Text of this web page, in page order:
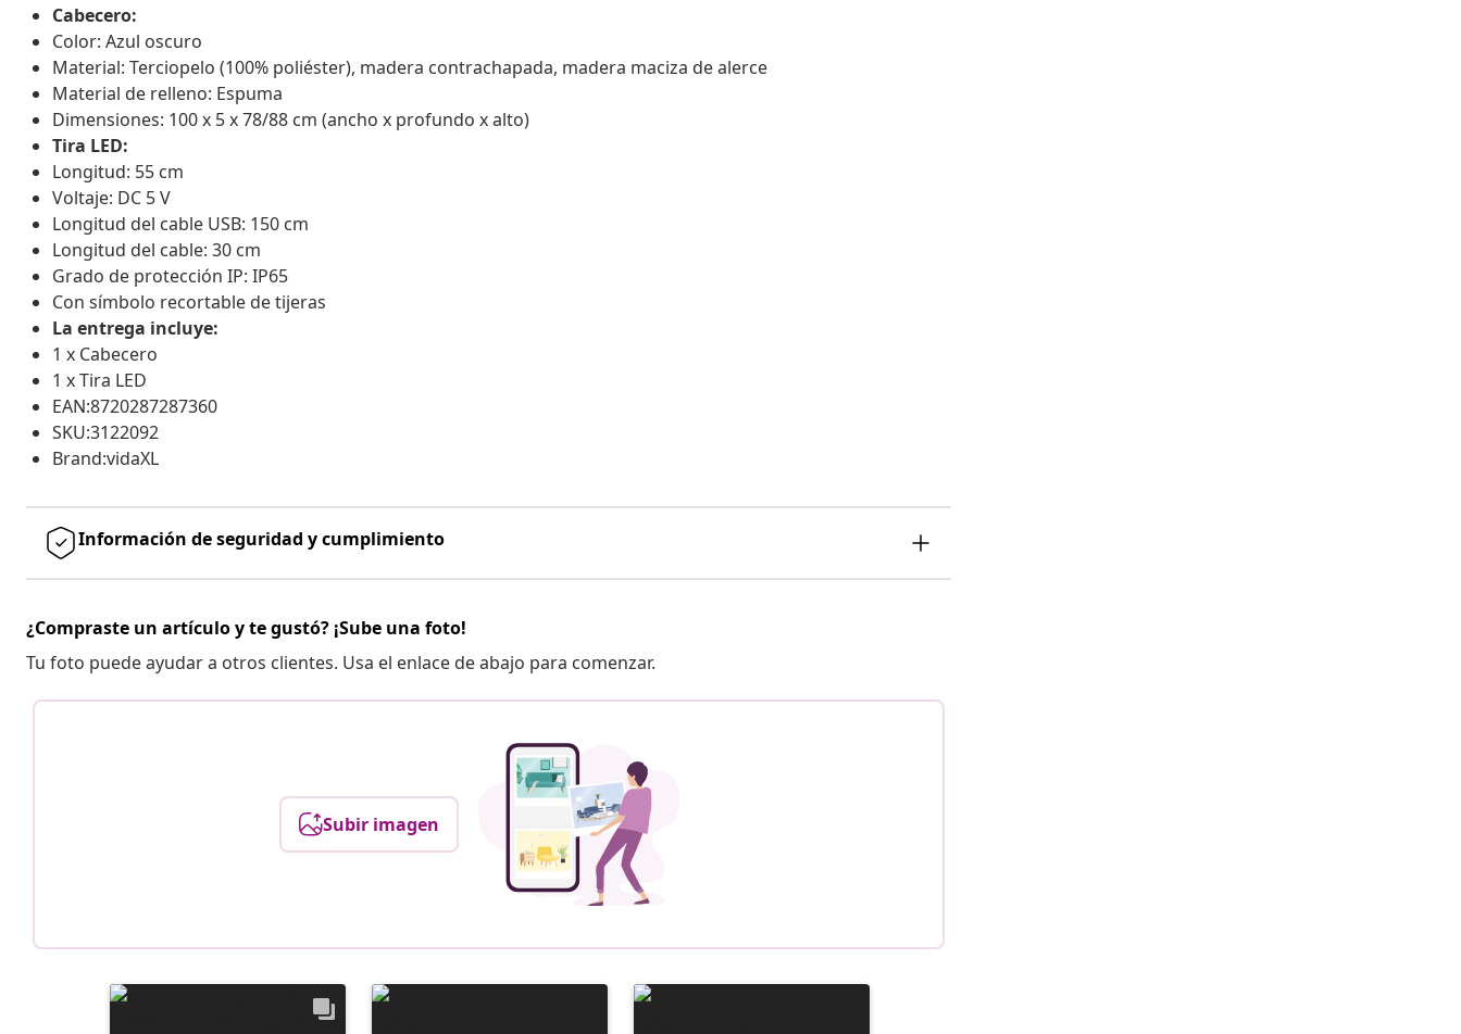
Cabecero:
Color: Azul oscuro
Material: Terciopelo (100% poliéster), madera contrachapada, madera maciza de alerce
Material de relleno: Espuma
Dimensiones: 100 x 5 x 78/88 cm (ancho x profundo x alto)
Tira LED:
Longitud: 55 cm
Voltaje: DC 5 V
Longitud del cable USB: 150 cm
Longitud del cable: 30 cm
Grado de protección IP: IP65
Con símbolo recortable de tijeras
La entrega incluye:
1 x Cabecero
1 x Tira LED
EAN:8720287287360
SKU:3122092
Brand:vidaXL
Información de seguridad y cumplimiento
¿Compraste un artículo y te gustó? ¡Sube una foto!
Tu foto puede ayudar a otros clientes. Usa el enlace de abajo para comenzar.
Subir imagen